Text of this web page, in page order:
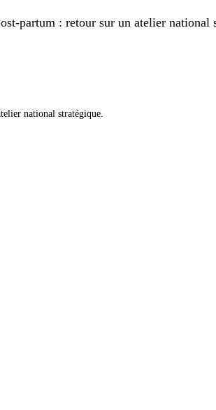
partum : retour sur un atelier national
national stratégique.